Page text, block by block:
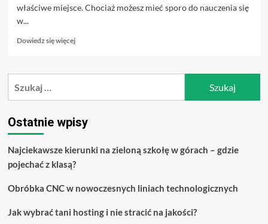
właściwe miejsce. Chociaż możesz mieć sporo do nauczenia się
w...
Dowiedz się więcejDowiedz
o
o
telefonach
Ostatnie wpisy
Najciekawsze kierunki na zieloną szkołę w górach – gdzie
pojechać z klasą?
Obróbka CNC w nowoczesnych liniach technologicznych
Jak wybrać tani hosting i nie stracić na jakości?